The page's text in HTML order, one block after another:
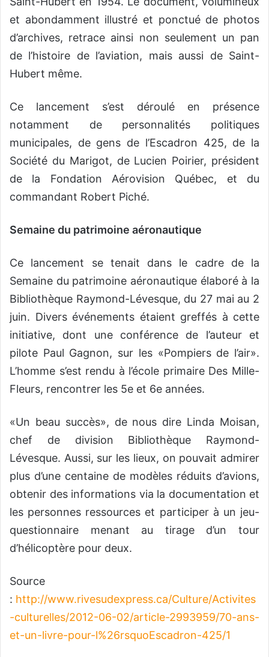
et abondamment illustré et ponctué de photos
d’archives, retrace ainsi non seulement un pan
de l’histoire de l’aviation, mais aussi de Saint-
Hubert même.
Ce lancement s’est déroulé en présence
notamment de personnalités politiques
municipales, de gens de l’Escadron 425, de la
Société du Marigot, de Lucien Poirier, président
de la Fondation Aérovision Québec, et du
commandant Robert Piché.
Semaine du patrimoine aéronautique
Ce lancement se tenait dans le cadre de la
Semaine du patrimoine aéronautique élaboré à la
Bibliothèque Raymond-Lévesque, du 27 mai au 2
juin. Divers événements étaient greffés à cette
initiative, dont une conférence de l’auteur et
pilote Paul Gagnon, sur les «Pompiers de l’air».
L’homme s’est rendu à l’école primaire Des Mille-
Fleurs, rencontrer les 5e et 6e années.
«Un beau succès», de nous dire Linda Moisan,
chef de division Bibliothèque Raymond-
Lévesque. Aussi, sur les lieux, on pouvait admirer
plus d’une centaine de modèles réduits d’avions,
obtenir des informations via la documentation et
les personnes ressources et participer à un jeu-
questionnaire menant au tirage d’un tour
d’hélicoptère pour deux.
Source
: http://www.rivesudexpress.ca/Culture/Activites
-culturelles/2012-06-02/article-2993959/70-ans-
et-un-livre-pour-l%26rsquoEscadron-425/1